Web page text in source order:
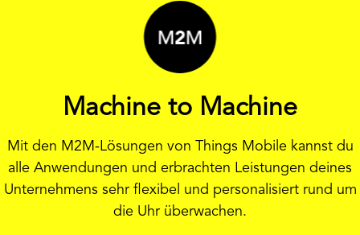
Machine to Machine
Mit den M2M-Lösungen von Things Mobile kannst du
alle Anwendungen und erbrachten Leistungen deines
Unternehmens sehr flexibel und personalisiert rund um
die Uhr überwachen.